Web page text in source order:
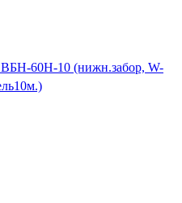
60Н-10 (нижн.забор, W-